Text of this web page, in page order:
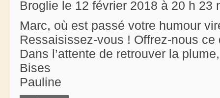
Broglie le 12 février 2018 à 20 h 23
Marc, où est passé votre humour
Ressaisissez-vous ! Offrez-nous
Dans l’attente de retrouver la
Bises
Pauline